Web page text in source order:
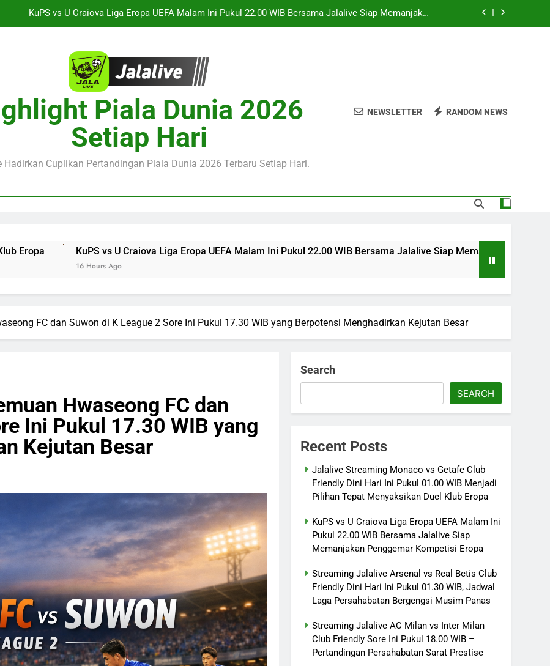
Streaming Jalalive Arsenal vs Real Betis Club Friendly Dini Hari Ini Pukul 01.30 WIB, Jadwal Laga
Jalalive Streaming Monaco vs Getafe Club Friendly Dini Hari Ini Pukul 01.00 WIB Menjadi Pilihan Tepat
KuPS vs U Craiova Liga Eropa UEFA Malam Ini Pukul 22.00 WIB Bersama Jalalive Siap Memanjakan
Streaming Jalalive Arsenal vs Real Betis Club Friendly Dini Hari Ini Pukul 01.30 WIB, Jadwal Laga
Streaming Jalalive AC Milan vs Inter Milan Club Friendly Sore Ini Pukul 18.00 WIB – Pertandingan
Piala Dunia 2026
Setiap Hari
Hadirkan Cuplikan Pertandingan Piala Dunia 2026 Terbaru Setiap Hari.
NEWSLETTER RANDOM NEWS
vs U Craiova Liga Eropa UEFA Malam Ini Pukul 22.00 WIB Bersama Jalalive Siap Memanjakan Penggemar Kompetisi
FC dan Suwon di K League 2 Sore Ini Pukul 17.30 WIB yang Berpotensi Menghadirkan Kejutan Besar
Hwaseong FC dan
Ini Pukul 17.30 WIB yang
Kejutan Besar
Search
SEARCH
Recent Posts
Jalalive Streaming Monaco vs Getafe Club
Friendly Dini Hari Ini Pukul 01.00 WIB Menjadi
Pilihan Tepat Menyaksikan Duel Klub Eropa
KuPS vs U Craiova Liga Eropa UEFA Malam Ini
Pukul 22.00 WIB Bersama Jalalive Siap
Memanjakan Penggemar Kompetisi Eropa
Streaming Jalalive Arsenal vs Real Betis Club
Friendly Dini Hari Ini Pukul 01.30 WIB, Jadwal
Laga Persahabatan Bergengsi Musim Panas
Streaming Jalalive AC Milan vs Inter Milan
Club Friendly Sore Ini Pukul 18.00 WIB –
Pertandingan Persahabatan Sarat Prestise